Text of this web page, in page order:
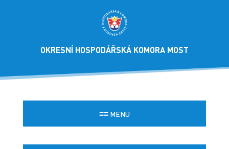
OKRESNÍ HOSPODÁŘSKÁ KOMORA MOST
≡≡MENU